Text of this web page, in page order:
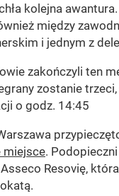
kolejna
między
i jednym z
zakończyli ten
zostanie
o godz. 14:45
miejsce.
Resovię,